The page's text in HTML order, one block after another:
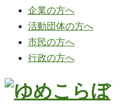
企業の方へ
活動団体の方へ
市民の方へ
行政の方へ